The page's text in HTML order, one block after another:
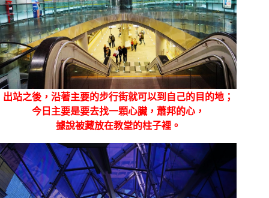
出站之後，沿著主要的步行街就可以到自己的目的地；
今日主要是要去找一顆心臟，蕭邦的心，
據說被藏放在教堂的柱子裡。